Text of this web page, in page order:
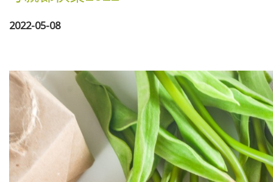
2022-05-08